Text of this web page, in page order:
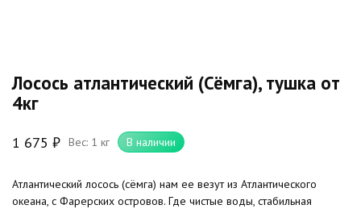
Лосось атлантический (Сёмга), тушка от
4кг
1 675 ₽ Вес: 1 кг В наличии
Атлантический лосось (сёмга) нам ее везут из Атлантического
океана, с Фарерских островов. Где чистые воды, стабильная